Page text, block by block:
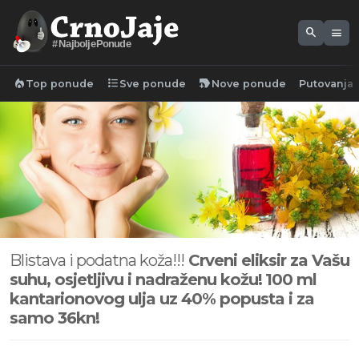
#NajboljePonude
search menu
local_fire_department Top ponude format_list_bulleted Sve ponude new_label Nove ponude Putovanja
Blistava i podatna koža!!! Crveni eliksir za Vašu
suhu, osjetljivu i nadraženu kožu! 100 ml
kantarionovog ulja uz 40% popusta i za
samo 36kn!